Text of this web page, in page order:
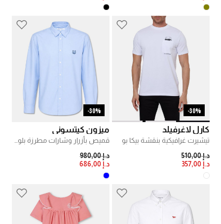
30%-
كارل لاغرفيلد
تيشيرت غرافيكية بنقشة بيكا بو
PRICE REDUCED FROM
د.إ 510,00
د.إ 357,00
30%-
ميزون كيتسوني
PRICE REDUCED FROM
د.إ 980,00
د.إ 686,00